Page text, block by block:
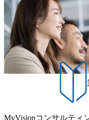
MyVisionコンサルティ